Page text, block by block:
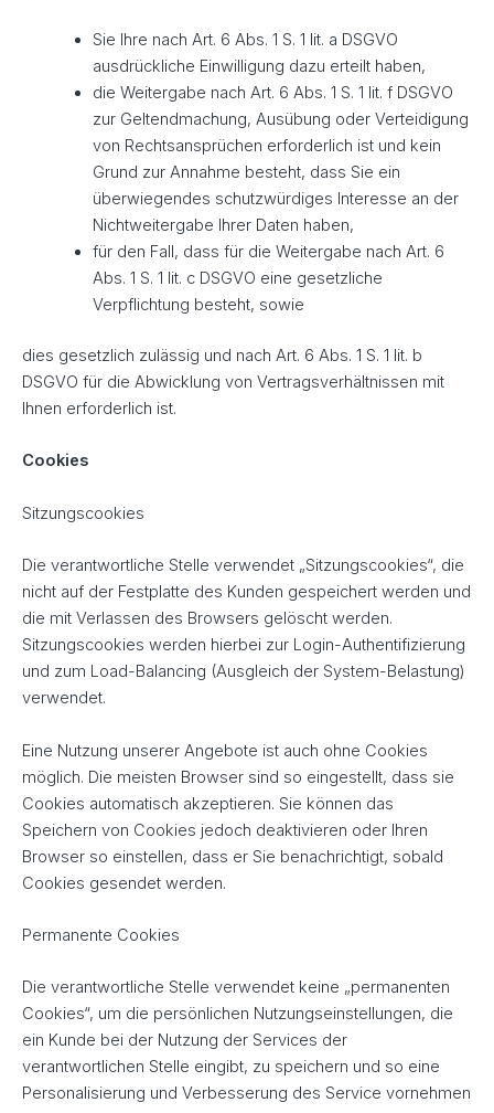
Sie Ihre nach Art. 6 Abs. 1 S. 1 lit. a DSGVO
ausdrückliche Einwilligung dazu erteilt haben,
die Weitergabe nach Art. 6 Abs. 1 S. 1 lit. f DSGVO
zur Geltendmachung, Ausübung oder Verteidigung
von Rechtsansprüchen erforderlich ist und kein
Grund zur Annahme besteht, dass Sie ein
überwiegendes schutzwürdiges Interesse an der
Nichtweitergabe Ihrer Daten haben,
für den Fall, dass für die Weitergabe nach Art. 6
Abs. 1 S. 1 lit. c DSGVO eine gesetzliche
Verpflichtung besteht, sowie
dies gesetzlich zulässig und nach Art. 6 Abs. 1 S. 1 lit. b
DSGVO für die Abwicklung von Vertragsverhältnissen mit
Ihnen erforderlich ist.
Cookies
Sitzungscookies
Die verantwortliche Stelle verwendet „Sitzungscookies“, die
nicht auf der Festplatte des Kunden gespeichert werden und
die mit Verlassen des Browsers gelöscht werden.
Sitzungscookies werden hierbei zur Login-Authentifizierung
und zum Load-Balancing (Ausgleich der System-Belastung)
verwendet.
Eine Nutzung unserer Angebote ist auch ohne Cookies
möglich. Die meisten Browser sind so eingestellt, dass sie
Cookies automatisch akzeptieren. Sie können das
Speichern von Cookies jedoch deaktivieren oder Ihren
Browser so einstellen, dass er Sie benachrichtigt, sobald
Cookies gesendet werden.
Permanente Cookies
Die verantwortliche Stelle verwendet keine „permanenten
Cookies“, um die persönlichen Nutzungseinstellungen, die
ein Kunde bei der Nutzung der Services der
verantwortlichen Stelle eingibt, zu speichern und so eine
Personalisierung und Verbesserung des Service vornehmen